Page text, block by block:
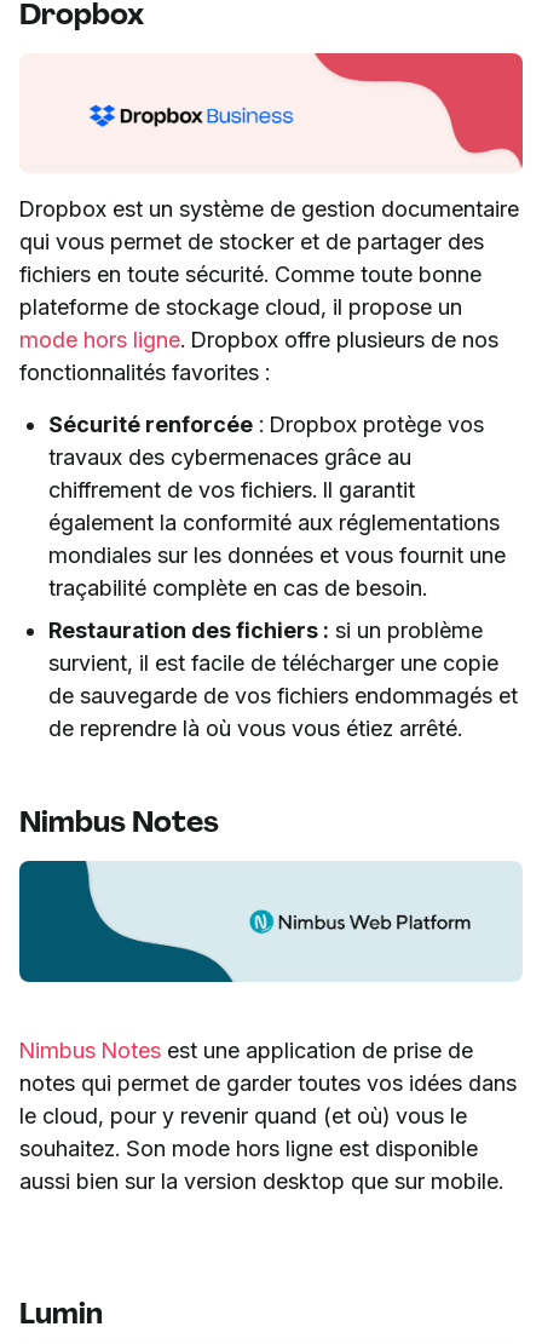
Dropbox
Dropbox est un système de gestion documentaire
qui vous permet de stocker et de partager des
fichiers en toute sécurité. Comme toute bonne
plateforme de stockage cloud, il propose un
mode hors ligne. Dropbox offre plusieurs de nos
fonctionnalités favorites :
Sécurité renforcée : Dropbox protège vos
travaux des cybermenaces grâce au
chiffrement de vos fichiers. Il garantit
également la conformité aux réglementations
mondiales sur les données et vous fournit une
traçabilité complète en cas de besoin.
Restauration des fichiers : si un problème
survient, il est facile de télécharger une copie
de sauvegarde de vos fichiers endommagés et
de reprendre là où vous vous étiez arrêté.
Nimbus Notes
Nimbus Notes est une application de prise de
notes qui permet de garder toutes vos idées dans
le cloud, pour y revenir quand (et où) vous le
souhaitez. Son mode hors ligne est disponible
aussi bien sur la version desktop que sur mobile.
Lumin